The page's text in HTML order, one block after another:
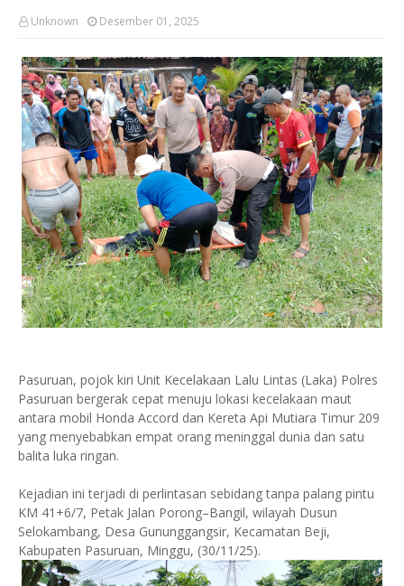
Unknown Desember 01, 2025
Pasuruan, pojok kiri Unit Kecelakaan Lalu Lintas (Laka) Polres
Pasuruan bergerak cepat menuju lokasi kecelakaan maut
antara mobil Honda Accord dan Kereta Api Mutiara Timur 209
yang menyebabkan empat orang meninggal dunia dan satu
balita luka ringan.
Kejadian ini terjadi di perlintasan sebidang tanpa palang pintu
KM 41+6/7, Petak Jalan Porong–Bangil, wilayah Dusun
Selokambang, Desa Gununggangsir, Kecamatan Beji,
Kabupaten Pasuruan, Minggu, (30/11/25).